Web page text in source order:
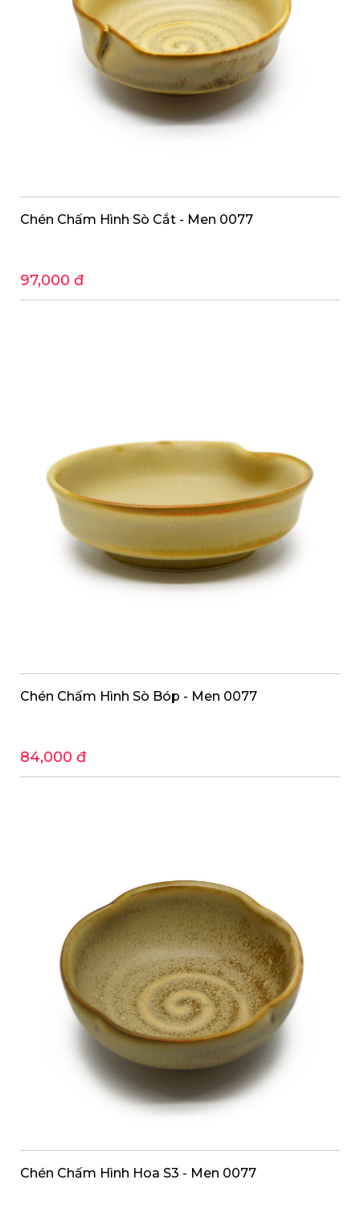
Chén Chấm Hình Sò Cắt - Men 0077
97,000 đ
Chén Chấm Hình Sò Bóp - Men 0077
84,000 đ
Chén Chấm Hình Hoa S3 - Men 0077